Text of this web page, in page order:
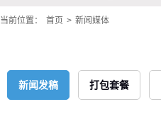
当前位置： 首页 > 新闻媒体
新闻发稿 打包套餐